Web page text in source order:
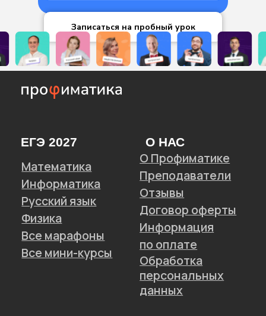
Записаться на пробный урок